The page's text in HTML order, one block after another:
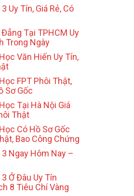
Uy Tín, Giá Rẻ, Có
Tại TPHCM Uy
Trong Ngày
Văn Hiến Uy Tín,
FPT Phôi Thật,
Sơ Gốc
Tại Hà Nội Giá
Thật
Có Hồ Sơ Gốc
Bao Công Chứng
Ngay Hôm Nay –
Ở Đâu Uy Tín
8 Tiêu Chí Vàng